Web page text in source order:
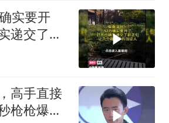
实要开
递交了新
高手直接
枪枪爆